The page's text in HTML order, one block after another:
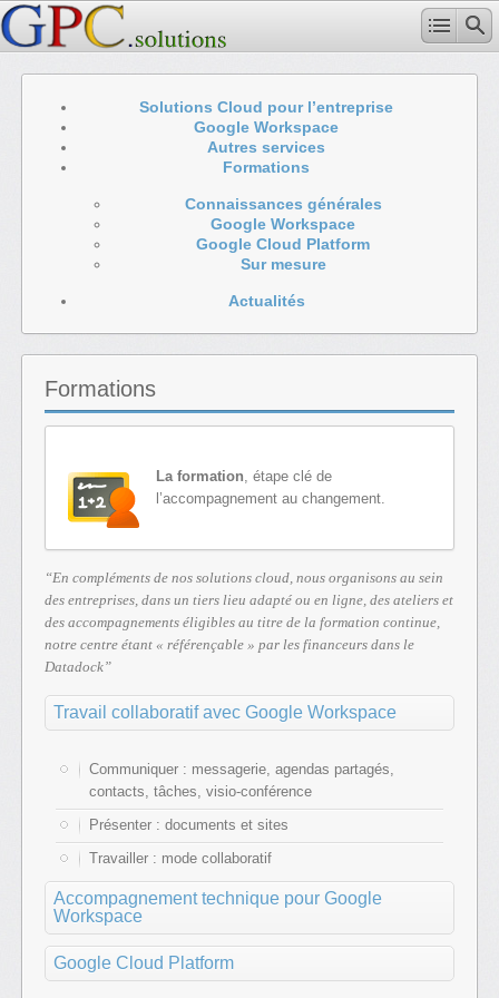
Solutions Cloud pour l’entreprise
Google Workspace
Autres services
Formations
Connaissances générales
Google Workspace
Google Cloud Platform
Sur mesure
Actualités
Formations
La formation, étape clé de
l’accompagnement au changement.
En compléments de nos solutions cloud, nous organisons au sein
des entreprises, dans un tiers lieu adapté ou en ligne, des ateliers et
des accompagnements éligibles au titre de la formation continue,
notre centre étant « référençable » par les financeurs dans le
Datadock
Travail collaboratif avec Google Workspace
Communiquer : messagerie, agendas partagés,
contacts, tâches, visio-conférence
Présenter : documents et sites
Travailler : mode collaboratif
Accompagnement technique pour Google
Workspace
Google Cloud Platform